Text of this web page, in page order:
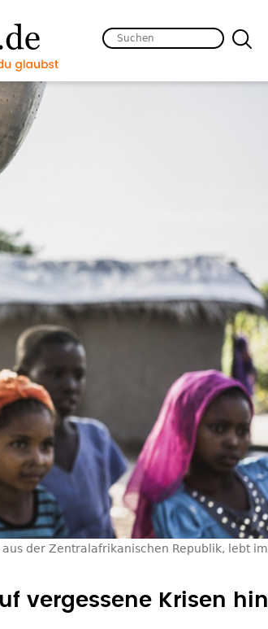
der Zentralafrikanischen Republik, lebt im
vergessene Krisen hin